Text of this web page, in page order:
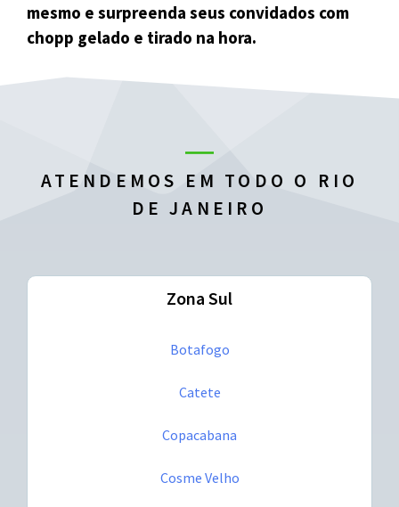
mesmo e surpreenda seus convidados com
chopp gelado e tirado na hora.
ATENDEMOS EM TODO O RIO
DE JANEIRO
Zona Sul
Botafogo
Catete
Copacabana
Cosme Velho